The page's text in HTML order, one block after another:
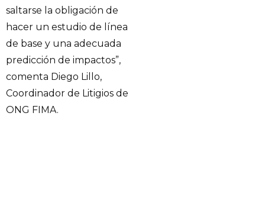
saltarse la obligación de
hacer un estudio de línea
de base y una adecuada
predicción de impactos”,
comenta Diego Lillo,
Coordinador de Litigios de
ONG FIMA.